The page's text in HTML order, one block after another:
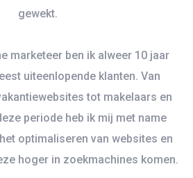
gewekt.
marketeer ben ik alweer 10 jaar
uiteenlopende klanten. Van
tot makelaars en
periode heb ik mij met name
optimaliseren van websites en
hoger in zoekmachines komen.